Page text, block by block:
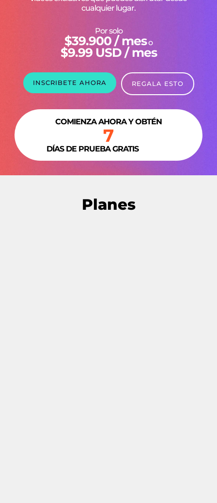
cualquier lugar.
Por solo
$39.900 / meso
$9.99 USD / mes
INSCRIBETE AHORA REGALA ESTO
COMIENZA AHORA Y OBTÉN
7
DÍAS DE PRUEBA GRATIS
Planes